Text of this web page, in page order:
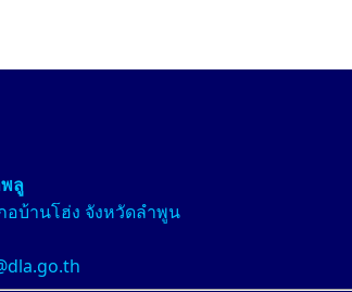
พลู
อบ้านโฮ่ง จังหวัดลำพูน